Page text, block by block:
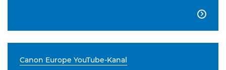

Canon Europe YouTube-Kanal